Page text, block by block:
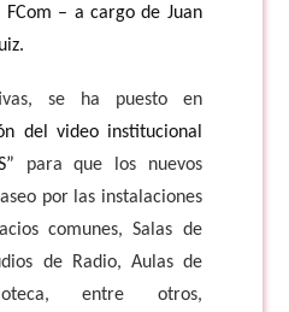
– a cargo de Juan
se ha puesto en
del video institucional
para que los nuevos
por las instalaciones
comunes, Salas de
de Radio, Aulas de
entre otros,